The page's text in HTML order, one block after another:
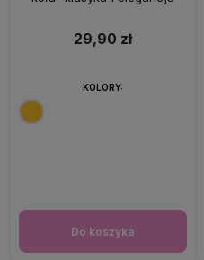
29,90 zł
Do koszyka
KOLORY: